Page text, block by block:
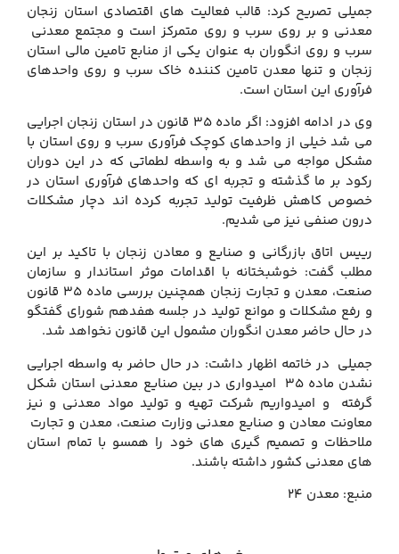
جمیلی تصریح کرد: قالب فعالیت های اقتصادی استان زنجان
معدنی و بر روی سرب و روی متمرکز است و مجتمع معدنی
سرب و روی انگوران به عنوان یکی از منابع تامین مالی استان
زنجان و تنها معدن تامین کننده خاک سرب و روی واحدهای
فرآوری این استان است.
وی در ادامه افزود: اگر ماده 35 قانون در استان زنجان اجرایی
می شد خیلی از واحدهای کوچک فرآوری سرب و روی استان با
مشکل مواجه می شد و به واسطه لطماتی که در این دوران
رکود بر ما گذشته و تجربه ای که واحدهای فرآوری استان در
خصوص کاهش ظرفیت تولید تجربه کرده اند دچار مشکلات
درون صنفی نیز می شدیم.
رییس اتاق بازرگانی و صنایع و معادن زنجان با تاکید بر این
مطلب گفت: خوشبختانه با اقدامات موثر استاندار و سازمان
صنعت، معدن و تجارت زنجان همچنین بررسی ماده 35 قانون
و رفع مشکلات و موانع تولید در جلسه هفدهم شورای گفتگو
در حال حاضر معدن انگوران مشمول این قانون نخواهد شد.
جمیلی در خاتمه اظهار داشت: در حال حاضر به واسطه اجرایی
نشدن ماده 35 امیدواری در بین صنایع معدنی استان شکل
گرفته و امیدواریم شرکت تهیه و تولید مواد معدنی و نیز
معاونت معادن و صنایع معدنی وزارت صنعت، معدن و تجارت
ملاحظات و تصمیم گیری های خود را همسو با تمام استان
های معدنی کشور داشته باشند.
منبع: معدن 24